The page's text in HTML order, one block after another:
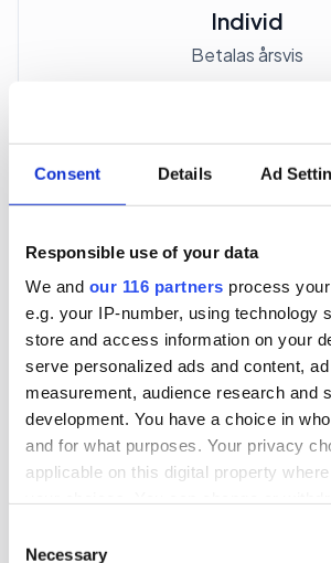
Consent Details Ad
Responsible use of your data
We and our 116 partners process
e.g. your IP-number, using technology
store and access information on your
serve personalized ads and content,
measurement, audience research and
development. You have a choice in
and for what purposes. Your privacy
applicable on this digital property
the Privacy trigger icon.
Selection
Necessary
Individ
Betalas årsvis
För en mottagare
*Moms (6 %) ingår i alla priser.